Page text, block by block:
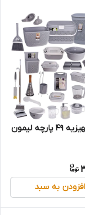
سرویس جهیزیه 49 پارچه لیمون
افزودن به سبد